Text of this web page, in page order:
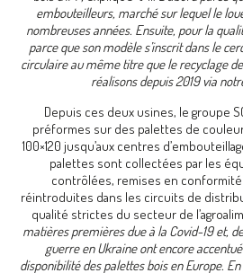
embouteilleurs, marché sur lequel le
nombreuses années. Ensuite, pour la
parce que son modèle s’inscrit dans le
circulaire au même titre que le recyclage
réalisons depuis 2019 via
Depuis ces deux usines, le groupe
préformes sur des palettes de
100×120 jusqu’aux centres
palettes sont collectées par les
contrôlées, remises en
réintroduites dans les circuits de
qualité strictes du secteur de
matières premières due à la Covid-19 et,
guerre en Ukraine ont encore
disponibilité des palettes bois en Europe.